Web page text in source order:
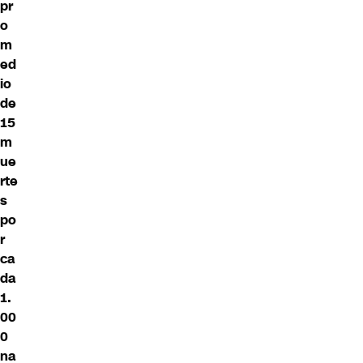
pr
o
m
ed
io
de
15
m
ue
rte
s
po
r
ca
da
1.
00
0
na